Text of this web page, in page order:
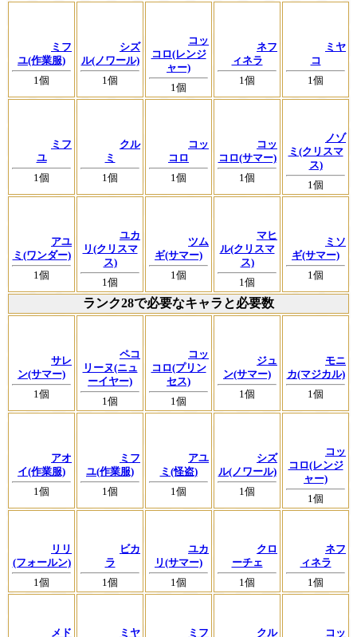
ミフ
ユ(作業服)
1個
シズ
ル(ノワール)
1個
コッ
コロ(レンジ
ャー)
1個
ネフ
ィネラ
1個
ミヤ
コ
1個
ミフ
ユ
1個
クル
ミ
1個
コッ
コロ
1個
コッ
コロ(サマー)
1個
ノゾ
ミ(クリスマ
ス)
1個
アユ
ミ(ワンダー)
1個
ユカ
リ(クリスマ
ス)
1個
ツム
ギ(サマー)
1個
マヒ
ル(クリスマ
ス)
1個
ミソ
ギ(サマー)
1個
ランク28で必要なキャラと必要数
サレ
ン(サマー)
1個
ペコ
リーヌ(ニュ
ーイヤー)
1個
コッ
コロ(プリン
セス)
1個
ジュ
ン(サマー)
1個
モニ
カ(マジカル)
1個
アオ
イ(作業服)
1個
ミフ
ユ(作業服)
1個
アユ
ミ(怪盗)
1個
シズ
ル(ノワール)
1個
コッ
コロ(レンジ
ャー)
1個
リリ
(フォールン)
1個
ビカ
ラ
1個
ユカ
リ(サマー)
1個
クロ
ーチェ
1個
ネフ
ィネラ
1個
メド
ミヤ
ミフ
クル
コッ